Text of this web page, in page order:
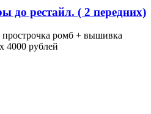
до рестайл. ( 2 передних)
ромб + вышивка
4000 рублей